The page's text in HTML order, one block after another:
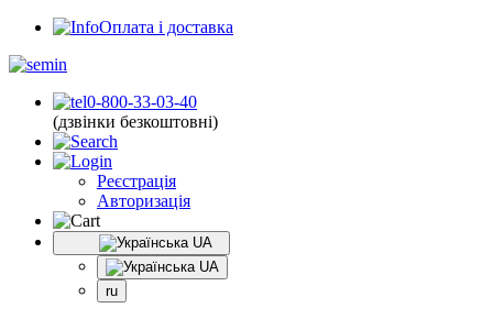
Оплата і доставка
0-800-33-03-40
(дзвінки безкоштовні)
Реєстрація
Авторизація
UA
UA
ru